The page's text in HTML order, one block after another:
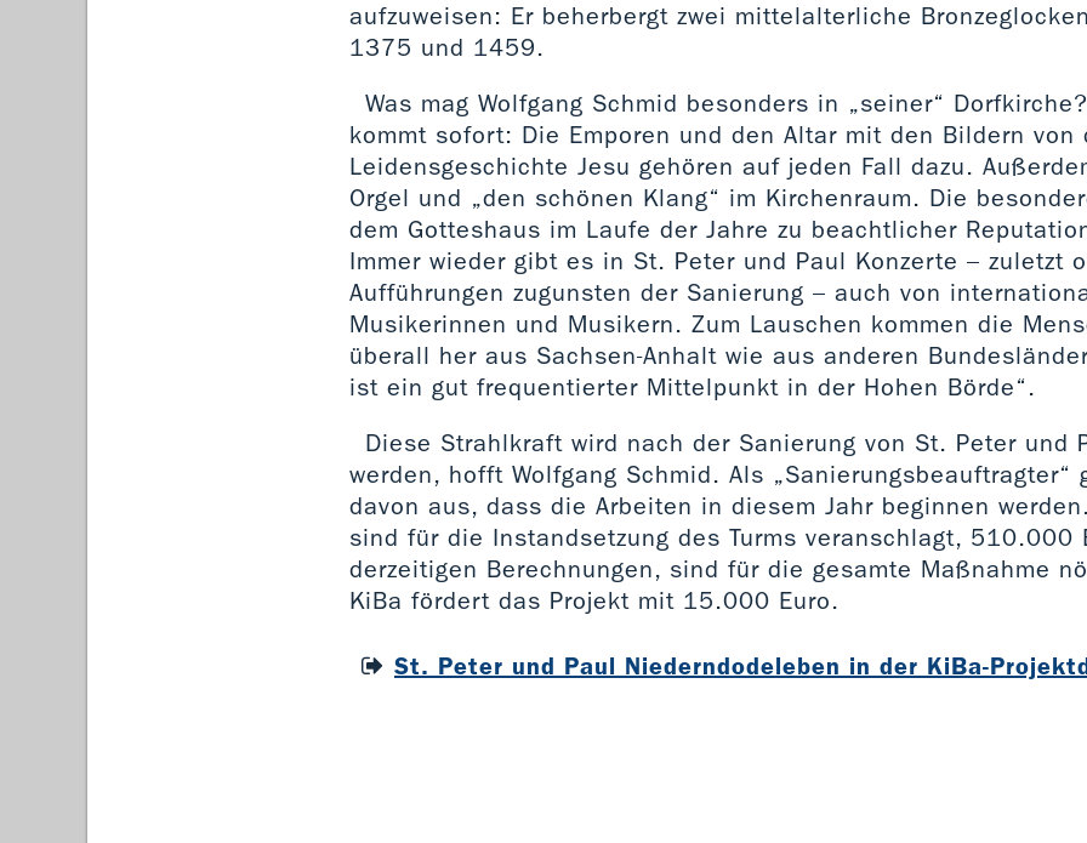
aufzuweisen: Er beherbergt zwei mittelalterliche
1375 und 1459.
Was mag Wolfgang Schmid besonders in „seiner“
kommt sofort: Die Emporen und den Altar mit den Bildern von
Leidensgeschichte Jesu gehören auf jeden Fall dazu.
Orgel und „den schönen Klang“ im Kirchenraum. Die
dem Gotteshaus im Laufe der Jahre zu beachtlicher
Immer wieder gibt es in St. Peter und Paul Konzerte – zuletzt
Aufführungen zugunsten der Sanierung – auch von
Musikerinnen und Musikern. Zum Lauschen kommen die
überall her aus Sachsen-Anhalt wie aus anderen
ist ein gut frequentierter Mittelpunkt in der Hohen Börde“.
Diese Strahlkraft wird nach der Sanierung von St. Peter und
werden, hofft Wolfgang Schmid. Als „Sanierungsbeauftragter“
davon aus, dass die Arbeiten in diesem Jahr beginnen
sind für die Instandsetzung des Turms veranschlagt, 510.000
derzeitigen Berechnungen, sind für die gesamte Maßnahme
KiBa fördert das Projekt mit 15.000 Euro.
St. Peter und Paul Niederndodeleben in der KiBa-